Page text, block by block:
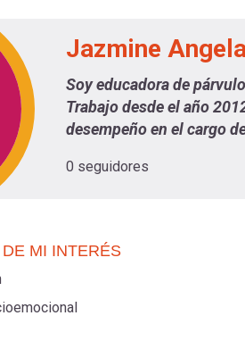
Jazmine
Soy educadora de
Trabajo desde el año
desempeño en el cargo
0 seguidores
MI INTERÉS